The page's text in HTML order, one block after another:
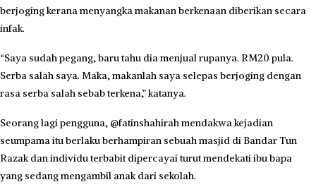
berjoging kerana menyangka makanan berkenaan diberikan secara
infak.
“Saya sudah pegang, baru tahu dia menjual rupanya. RM20 pula.
Serba salah saya. Maka, makanlah saya selepas berjoging dengan
rasa serba salah sebab terkena,” katanya.
Seorang lagi pengguna, @fatinshahirah mendakwa kejadian
seumpama itu berlaku berhampiran sebuah masjid di Bandar Tun
Razak dan individu terbabit dipercayai turut mendekati ibu bapa
yang sedang mengambil anak dari sekolah.